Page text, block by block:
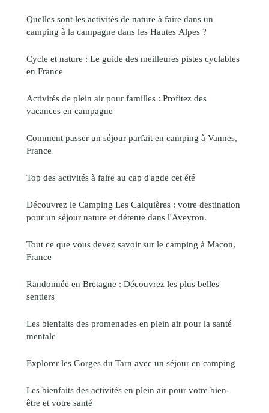
Quelles sont les activités de nature à faire dans un
camping à la campagne dans les Hautes Alpes ?
Cycle et nature : Le guide des meilleures pistes cyclables
en France
Activités de plein air pour familles : Profitez des
vacances en campagne
Comment passer un séjour parfait en camping à Vannes,
France
Top des activités à faire au cap d'agde cet été
Découvrez le Camping Les Calquières : votre destination
pour un séjour nature et détente dans l'Aveyron.
Tout ce que vous devez savoir sur le camping à Macon,
France
Randonnée en Bretagne : Découvrez les plus belles
sentiers
Les bienfaits des promenades en plein air pour la santé
mentale
Explorer les Gorges du Tarn avec un séjour en camping
Les bienfaits des activités en plein air pour votre bien-
être et votre santé